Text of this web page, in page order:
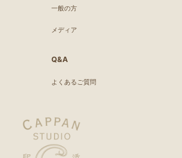
一般の方
メディア
Q&A
よくあるご質問